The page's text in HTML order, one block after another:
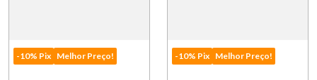
-10% Pix Melhor Preço! -10% Pix Melhor Preço!